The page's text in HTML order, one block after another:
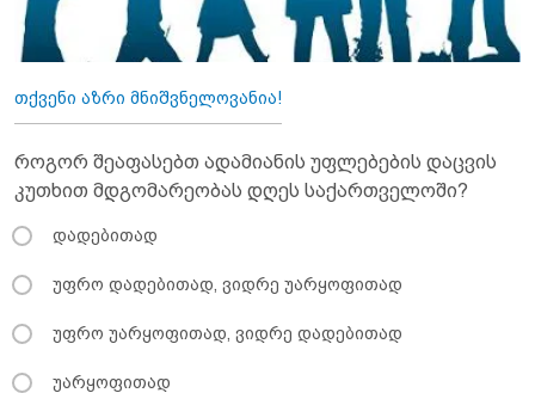
თქვენი აზრი მნიშვნელოვანია!
როგორ შეაფასებთ ადამიანის უფლებების დაცვის
კუთხით მდგომარეობას დღეს საქართველოში?
დადებითად
უფრო დადებითად, ვიდრე უარყოფითად
უფრო უარყოფითად, ვიდრე დადებითად
უარყოფითად